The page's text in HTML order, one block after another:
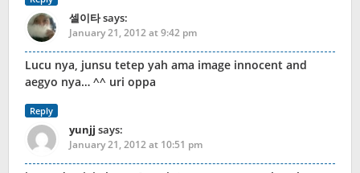
셀이타says:
January 21, 2012 at 9:42 pm
Lucu nya, junsu tetep yah ama image innocent and
aegyo nya… ^^ uri oppa
Reply
yunjj says:
January 21, 2012 at 10:51 pm